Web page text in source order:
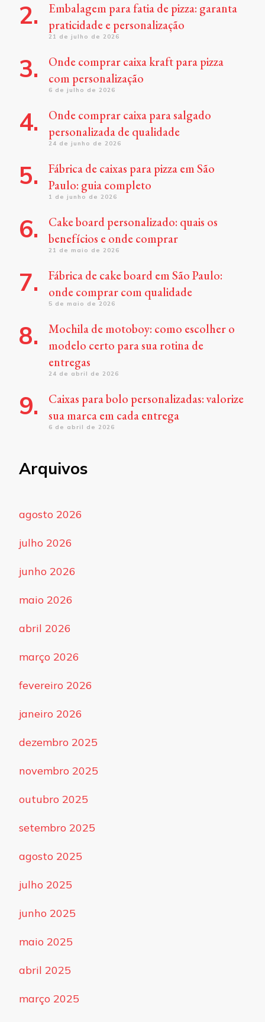
Embalagem para fatia de pizza: garanta
praticidade e personalização
21 de julho de 2026
Onde comprar caixa kraft para pizza
com personalização
6 de julho de 2026
Onde comprar caixa para salgado
personalizada de qualidade
24 de junho de 2026
Fábrica de caixas para pizza em São
Paulo: guia completo
1 de junho de 2026
Cake board personalizado: quais os
benefícios e onde comprar
21 de maio de 2026
Fábrica de cake board em São Paulo:
onde comprar com qualidade
5 de maio de 2026
Mochila de motoboy: como escolher o
modelo certo para sua rotina de
entregas
24 de abril de 2026
Caixas para bolo personalizadas: valorize
sua marca em cada entrega
6 de abril de 2026
Arquivos
agosto 2026
julho 2026
junho 2026
maio 2026
abril 2026
março 2026
fevereiro 2026
janeiro 2026
dezembro 2025
novembro 2025
outubro 2025
setembro 2025
agosto 2025
julho 2025
junho 2025
maio 2025
abril 2025
março 2025